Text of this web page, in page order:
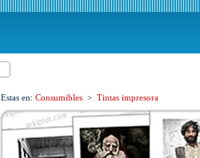
Estas en: Consumibles > Tintas impresora